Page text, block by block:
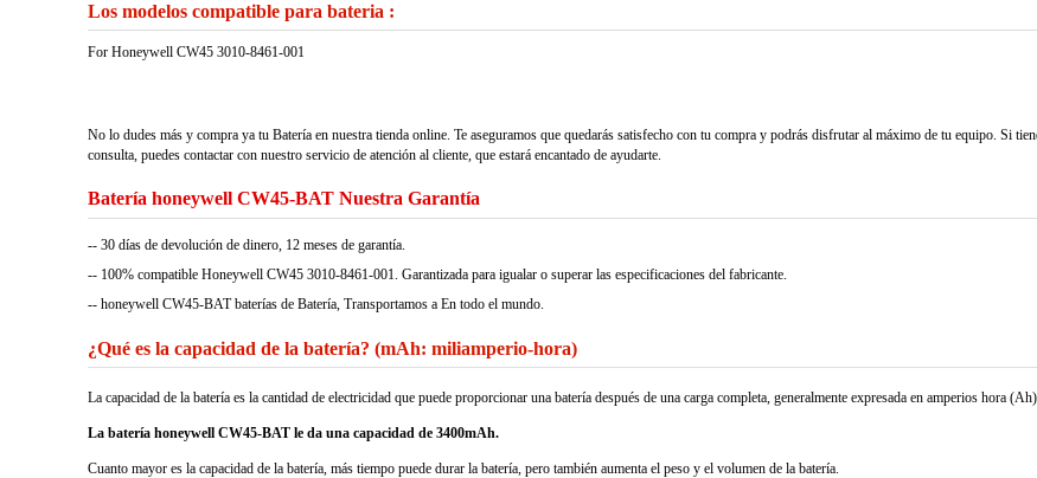
Los modelos compatible para bateria :
For Honeywell CW45 3010-8461-001
No lo dudes más y compra ya tu Batería en nuestra tienda online. Te aseguramos que quedarás satisfecho con tu compra y podrás disfrutar al máximo de tu equipo. Si
consulta, puedes contactar con nuestro servicio de atención al cliente, que estará encantado de ayudarte.
Batería honeywell CW45-BAT Nuestra Garantía
-- 30 días de devolución de dinero, 12 meses de garantía.
-- 100% compatible Honeywell CW45 3010-8461-001. Garantizada para igualar o superar las especificaciones del fabricante.
-- honeywell CW45-BAT baterías de Batería, Transportamos a En todo el mundo.
¿Qué es la capacidad de la batería? (mAh: miliamperio-hora)
La capacidad de la batería es la cantidad de electricidad que puede proporcionar una batería después de una carga completa, generalmente expresada en amperios hora
La batería honeywell CW45-BAT le da una capacidad de 3400mAh.
Cuanto mayor es la capacidad de la batería, más tiempo puede durar la batería, pero también aumenta el peso y el volumen de la batería.